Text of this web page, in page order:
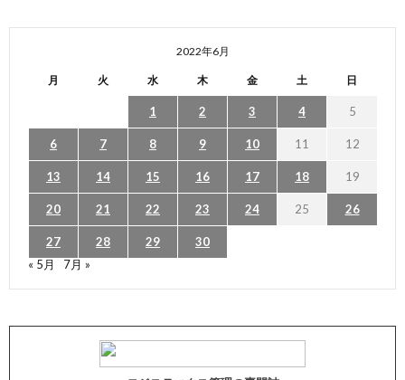
2022年6月
月 火 水 木 金 土 日
1 2 3 4 5
6 7 8 9 10 11 12
13 14 15 16 17 18 19
20 21 22 23 24 25 26
27 28 29
30
« 5月
7月 »